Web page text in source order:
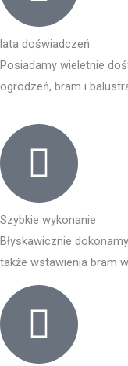
lata doświadczeń
Posiadamy wieletnie
ogrodzeń, bram i
Szybkie wykonanie
Błyskawicznie
także wstawienia bram